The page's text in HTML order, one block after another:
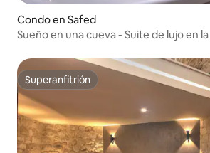
Condo en Safed
Sueño en una cueva - Suite de lujo en
Superanfitrión
Superanfitrión